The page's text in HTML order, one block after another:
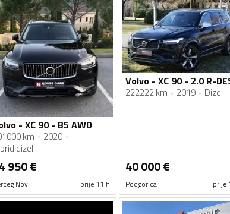
- XC 90 - B5 AWD
km
2020
dizel
950€
Novi prije 11 h
222222 km 2019 Dizel
40 000€
Podgorica prije